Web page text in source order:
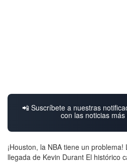
📲 Suscríbete a nuestras
con las noticias
¡Houston, la NBA tiene un
llegada de Kevin Durant El histórico